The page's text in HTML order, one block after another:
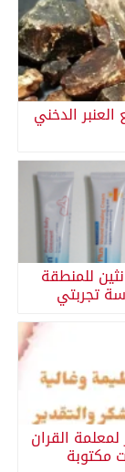
الدخني
للمنطقة
تجربتي
القران
مكتوبة